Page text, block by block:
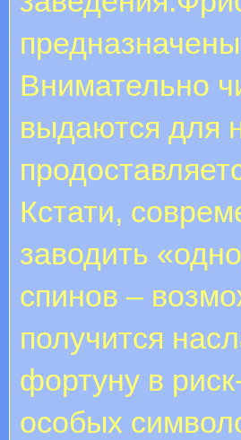
Внимательно
выдаются для
Кстати,
заводить
спинов –
получится
фортуну в
особых